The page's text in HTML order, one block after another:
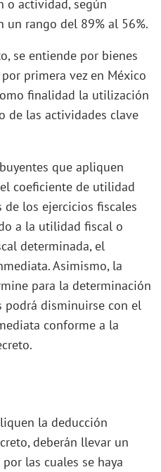
o actividad, según
un rango del 89% al 56%.
se entiende por bienes
primera vez en México
finalidad la utilización
de las actividades clave
que apliquen
coeficiente de utilidad
los ejercicios fiscales
a la utilidad fiscal o
determinada, el
Asimismo, la
para la determinación
podrá disminuirse con el
conforme a la
la deducción
deberán llevar un
las cuales se haya